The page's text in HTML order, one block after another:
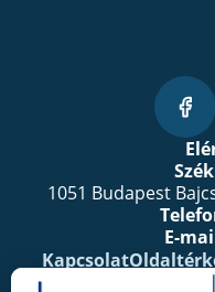
1051 Budapest
E-
Kapcsolat